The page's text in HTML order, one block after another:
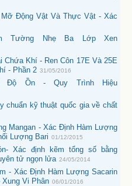
Mỡ Động Vật Và Thực Vật - Xác
Tường Nhẹ Ba Lớp Xen
Chứa Khí - Ren Côn 17E Và 25E
- Phần 2 31/05/2016
Độ Ồn - Quy Trình Hiệu
chuẩn kỹ thuật quốc gia về chất
Mangan - Xác Định Hàm Lượng
Lượng Bari 01/12/2015
Xác định kẽm tổng số bằng
tử ngọn lửa 24/05/2014
- Xác Định Hàm Lượng Sacarin
Vi Phân 06/01/2016